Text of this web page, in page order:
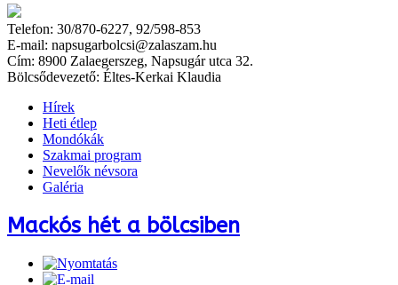
Telefon: 30/870-6227, 92/598-853
E-mail: napsugarbolcsi@zalaszam.hu
Cím: 8900 Zalaegerszeg, Napsugár utca 32.
Bölcsődevezető: Éltes-Kerkai Klaudia
Hírek
Heti étlep
Mondókák
Szakmai program
Nevelők névsora
Galéria
Mackós hét a bölcsiben